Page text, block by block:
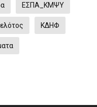
ΕΣΠΑ_ΚΜΨΥ
ΚΔΗΦ